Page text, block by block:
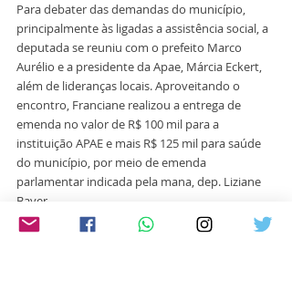
Para debater das demandas do município,
principalmente às ligadas a assistência social, a
deputada se reuniu com o prefeito Marco
Aurélio e a presidente da Apae, Márcia Eckert,
além de lideranças locais. Aproveitando o
encontro, Franciane realizou a entrega de
emenda no valor de R$ 100 mil para a
instituição APAE e mais R$ 125 mil para saúde
do município, por meio de emenda
parlamentar indicada pela mana, dep. Liziane
Bayer.